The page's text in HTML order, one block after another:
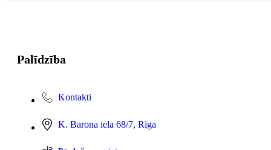
Palīdzība
Kontakti
K. Barona iela 68/7, Rīga